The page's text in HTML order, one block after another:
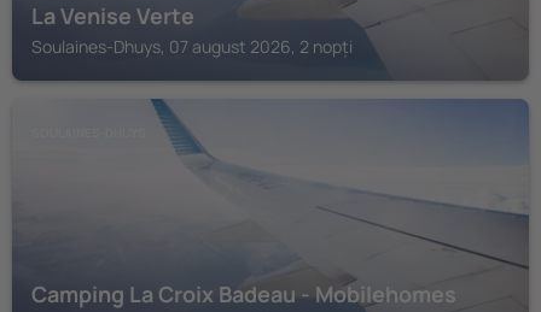
La Venise Verte
Soulaines-Dhuys, 07 august 2026, 2 nopți
Camping La Croix Badeau - Mobilehomes